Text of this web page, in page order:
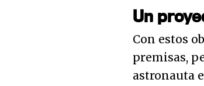
Un
Con estos
premisas,
astronauta